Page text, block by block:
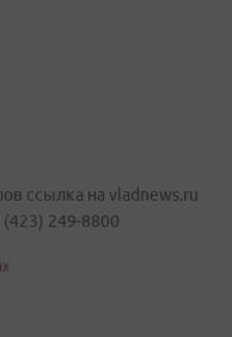
ссылка на vladnews.ru
249-8800